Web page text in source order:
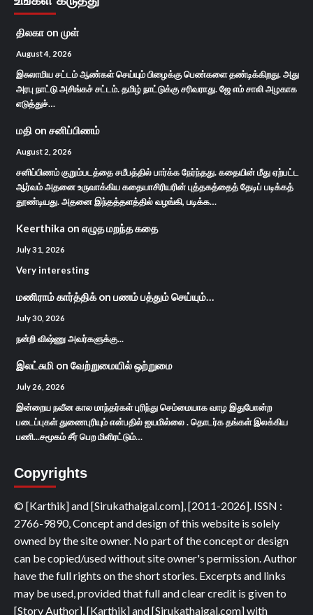
திலகா on முள்
August 4, 2026
இசுலாமிய சட்டம் ஆண்கள் செய்யும் பிழைக்கு பெண்களை தண்டிக்கிறது. அது
அரபு நாட்டு அசிங்கச் சட்டம். தமிழ் நாட்டுக்கு சரிவராது. ஜே எம் சாலி அழகாக
எடுத்துச்…
மதி on சனிப்பிணம்
August 2, 2026
சனிப்பிணம் குறும்படத்தை சமீபத்தில் பார்க்க நேர்ந்தது. கதையின் மீது ஏற்பட்ட
ஆர்வம் அதனை உருவாக்கிய கதையாசிரியரின் புத்தகத்தைத் தேடிப் படிக்கத்
தூண்டியது. அதனை இந்தத்தளத்தில் வழங்கி, படிக்க…
Keerthika on எழுத மறந்த கதை
July 31, 2026
Very interesting
மணிராம் கார்த்திக்on பணம் பத்தும் செய்யும்…
July 30, 2026
நன்றி விஷ்ணு அவர்களுக்கு...
இலட்சுமி on வேற்றுமையில் ஒற்றுமை
July 26, 2026
இன்றைய நவீன கால மாந்தர்கள் புரிந்து செம்மையாக வாழ இதுபோன்ற
படைப்புகள் துணைபுரியும் என்பதில் ஐயமில்லை . தொடர்க தங்கள் இலக்கிய
பணி...சமூகம் சீர் பெற மிளிரட்டும்…
Copyrights
© [Karthik] and [Sirukathaigal.com], [2011-2026]. ISSN :
2766-9890, Concept and design of this website is solely
owned by the site owner. No part of the concept or design
can be copied/used without site owner's permission. Author
have the full rights on the short stories. Excerpts and links
may be used, provided that full and clear credit is given to
[Story Author], [Karthik] and [Sirukathaigal.com] with